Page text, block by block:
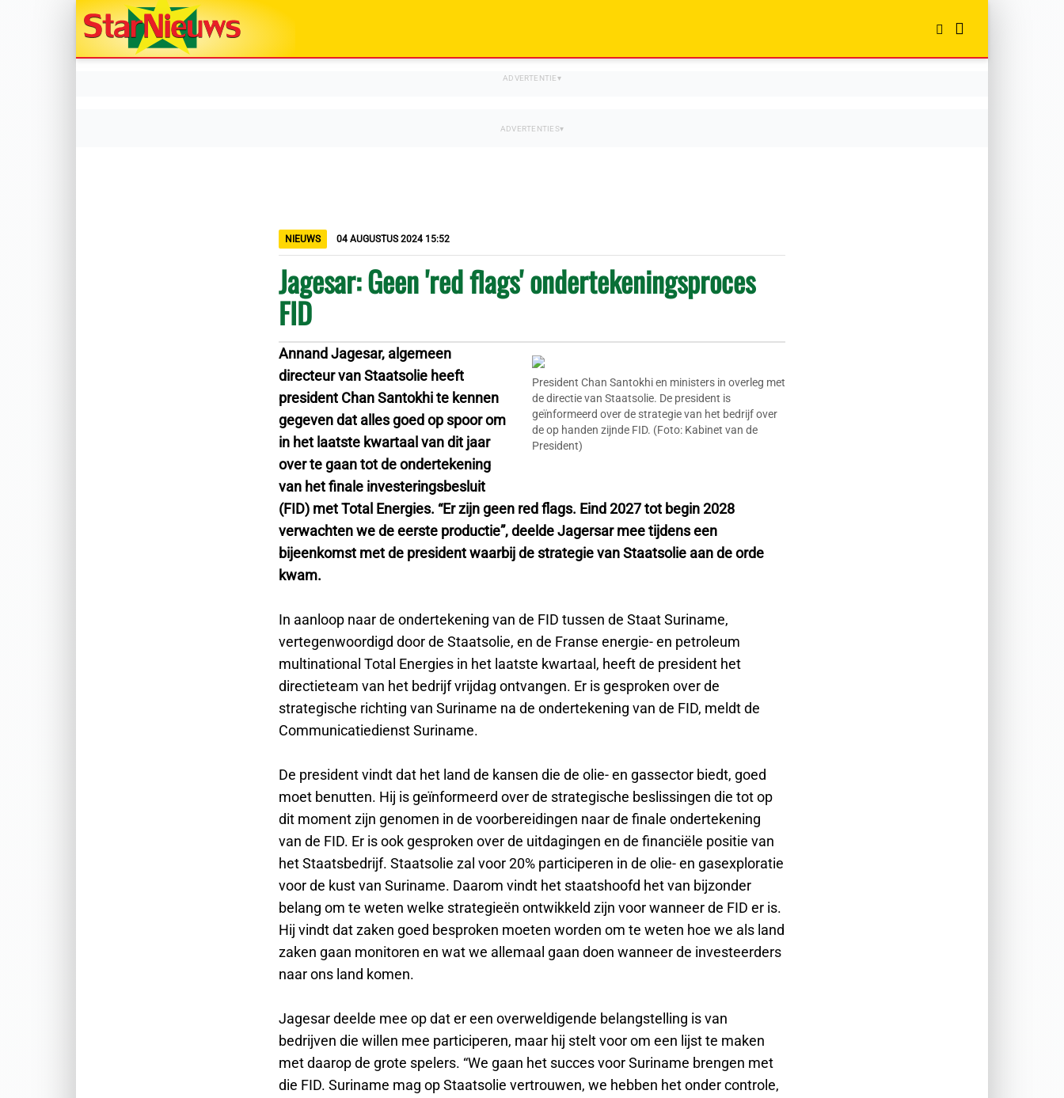
NIEUWS 04 AUGUSTUS 2024 15:52
Jagesar: Geen 'red flags' ondertekeningsproces
FID
President Chan Santokhi en ministers in overleg met
de directie van Staatsolie. De president is
geïnformeerd over de strategie van het bedrijf over
de op handen zijnde FID. (Foto: Kabinet van de
President)
Annand Jagesar, algemeen
directeur van Staatsolie heeft
president Chan Santokhi te kennen
gegeven dat alles goed op spoor om
in het laatste kwartaal van dit jaar
over te gaan tot de ondertekening
van het finale investeringsbesluit
(FID) met Total Energies. “Er zijn geen red flags. Eind 2027 tot begin 2028
verwachten we de eerste productie”, deelde Jagersar mee tijdens een
bijeenkomst met de president waarbij de strategie van Staatsolie aan de orde
kwam.
In aanloop naar de ondertekening van de FID tussen de Staat Suriname,
vertegenwoordigd door de Staatsolie, en de Franse energie- en petroleum
multinational Total Energies in het laatste kwartaal, heeft de president het
directieteam van het bedrijf vrijdag ontvangen. Er is gesproken over de
strategische richting van Suriname na de ondertekening van de FID, meldt de
Communicatiedienst Suriname.
De president vindt dat het land de kansen die de olie- en gassector biedt, goed
moet benutten. Hij is geïnformeerd over de strategische beslissingen die tot op
dit moment zijn genomen in de voorbereidingen naar de finale ondertekening
van de FID. Er is ook gesproken over de uitdagingen en de financiële positie van
het Staatsbedrijf. Staatsolie zal voor 20% participeren in de olie- en gasexploratie
voor de kust van Suriname. Daarom vindt het staatshoofd het van bijzonder
belang om te weten welke strategieën ontwikkeld zijn voor wanneer de FID er is.
Hij vindt dat zaken goed besproken moeten worden om te weten hoe we als land
zaken gaan monitoren en wat we allemaal gaan doen wanneer de investeerders
naar ons land komen.
Jagesar deelde mee op dat er een overweldigende belangstelling is van
bedrijven die willen mee participeren, maar hij stelt voor om een lijst te maken
met daarop de grote spelers. “We gaan het succes voor Suriname brengen met
die FID. Suriname mag op Staatsolie vertrouwen, we hebben het onder controle,